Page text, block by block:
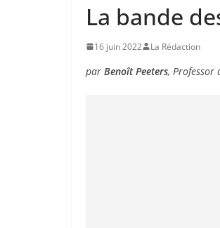
La bande
16 juin 2022 La Rédaction
par Benoît Peeters, Professor